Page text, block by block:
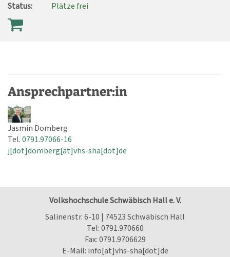
Status:
Plätze frei
Ansprechpartner:in
Jasmin Domberg
Tel.0791.97066-16
j[dot]domberg[at]vhs-sha[dot]de
Volkshochschule Schwäbisch Hall e. V.
Salinenstr. 6-10 | 74523 Schwäbisch Hall
Tel:0791.970660
Fax: 0791.9706629
E-Mail: info[at]vhs-sha[dot]de